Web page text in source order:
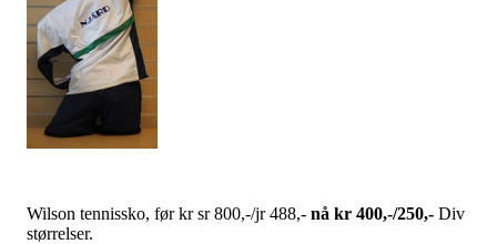
Wilson tennissko, før kr sr 800,-/jr 488,- nå kr 400,-/250,- Div
størrelser.